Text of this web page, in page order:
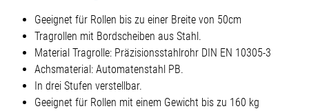
Geeignet für Rollen bis zu einer Breite von 50cm
Tragrollen mit Bordscheiben aus Stahl.
Material Tragrolle: Präzisionsstahlrohr DIN EN 10305-3
Achsmaterial: Automatenstahl PB.
In drei Stufen verstellbar.
Geeignet für Rollen mit einem Gewicht bis zu 160 kg